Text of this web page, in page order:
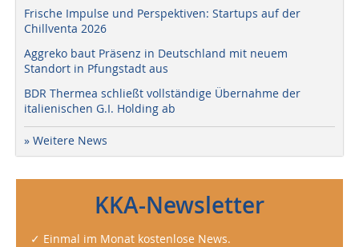
Frische Impulse und Perspektiven: Startups auf der
Chillventa 2026
Aggreko baut Präsenz in Deutschland mit neuem
Standort in Pfungstadt aus
BDR Thermea schließt vollständige Übernahme der
italienischen G.I. Holding ab
» Weitere News
KKA-Newsletter
✓ Einmal im Monat kostenlose News.